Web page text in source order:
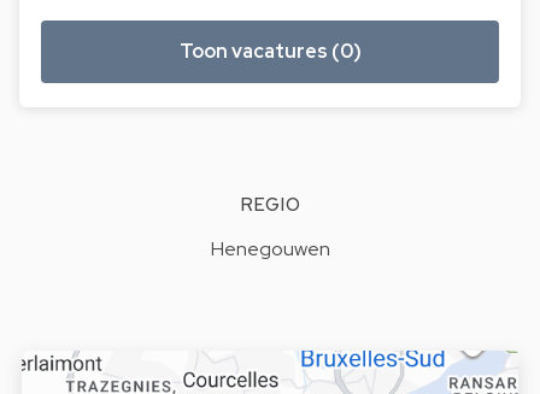
Toon vacatures (0)
REGIO
Henegouwen